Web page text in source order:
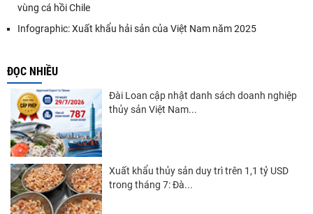
vùng cá hồi Chile
Infographic: Xuất khẩu hải sản của Việt Nam năm 2025
ĐỌC NHIỀU
Đài Loan cập nhật danh sách doanh nghiệp
thủy sản Việt Nam...
Xuất khẩu thủy sản duy trì trên 1,1 tỷ USD
trong tháng 7: Đà...